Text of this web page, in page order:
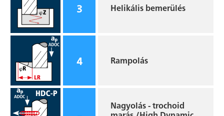
3 Helikális bemerülés
4 Rampolás
Nagyolás - trochoid